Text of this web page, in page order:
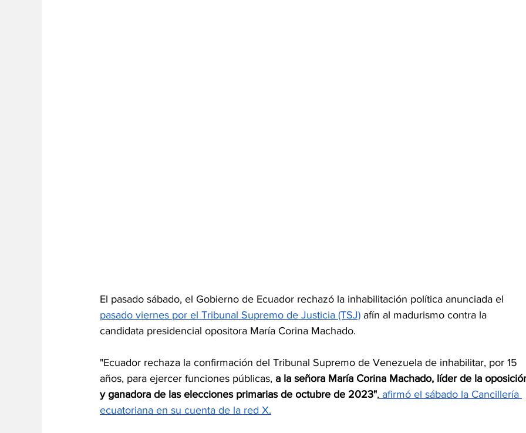
El pasado sábado, el Gobierno de Ecuador rechazó la inhabilitación política anunciada el
pasado viernes por el Tribunal Supremo de Justicia (TSJ) afín al madurismo contra la
candidata presidencial opositora María Corina Machado.
"Ecuador rechaza la confirmación del Tribunal Supremo de Venezuela de inhabilitar, por 15
años, para ejercer funciones públicas, a la señora María Corina Machado, líder de la
y ganadora de las elecciones primarias de octubre de 2023", afirmó el sábado la Cancillería
ecuatoriana en su cuenta de la red X.